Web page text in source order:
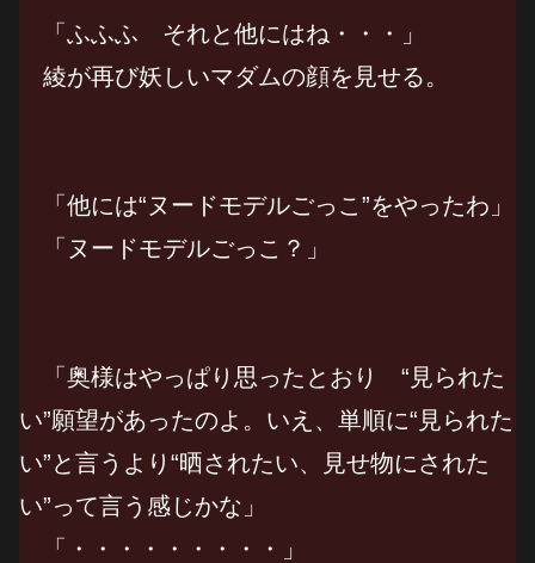
「ふふふ それと他にはね・・・」
綾が再び妖しいマダムの顔を見せる。
「他には“ヌードモデルごっこ”をやったわ」
「ヌードモデルごっこ？」
「奥様はやっぱり思ったとおり “見られた
い”願望があったのよ。いえ、単順に“見られた
い”と言うより“晒されたい、見せ物にされた
い”って言う感じかな」
「・・・・・・・・・」